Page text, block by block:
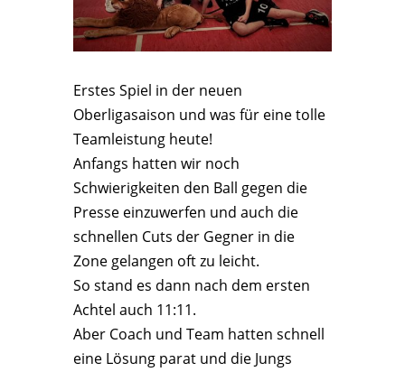
Erstes Spiel in der neuen
Oberligasaison und was für eine tolle
Teamleistung heute!
Anfangs hatten wir noch
Schwierigkeiten den Ball gegen die
Presse einzuwerfen und auch die
schnellen Cuts der Gegner in die
Zone gelangen oft zu leicht.
So stand es dann nach dem ersten
Achtel auch 11:11.
Aber Coach und Team hatten schnell
eine Lösung parat und die Jungs